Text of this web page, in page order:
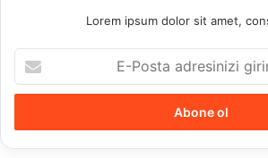
Lorem ipsum dolor sit amet,
E-
Posta
adresinizi